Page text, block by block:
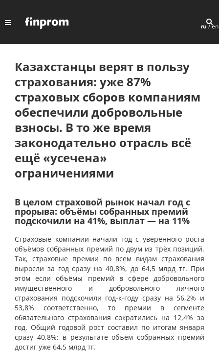
ru/en
Казахстанцы верят в пользу
страхования: уже 87%
страховых сборов компаниям
обеспечили добровольные
взносы. В то же время
законодательно отрасль всё
ещё «усечена»
ограничениями
В целом страховой рынок начал год с
прорыва: объёмы собранных премий
подскочили на 41%, выплат — на 11%
Страховые компании начали год с уверенного роста
объёмов собранных премий по двум из трёх позиций.
Так, страховые премии по всем видам страхования
выросли за год сразу на 40,8%, до 64,5 млрд тг. При
этом если объёмы премий в сфере добровольного
имущественного и добровольного личного
страхования подскочили год-к-году сразу на 56,2% и
53,8% соответственно, то премии в сегменте
обязательного страхования сократились на 12,4% за
год. Общий годовой рост составил по итогам января
сразу 40,8%; в результате объём собранных премий
достиг уже 64,5 млрд тг.